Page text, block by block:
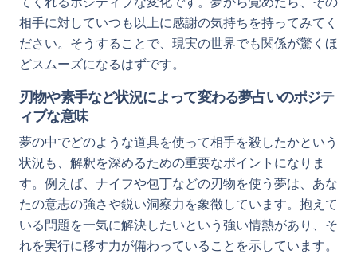
相手に対していつも以上に感謝の気持ちを持ってみてく
ださい。そうすることで、現実の世界でも関係が驚くほ
どスムーズになるはずです。
刃物や素手など状況によって変わる夢占いのポジテ
ィブな意味
夢の中でどのような道具を使って相手を殺したかという
状況も、解釈を深めるための重要なポイントになりま
す。例えば、ナイフや包丁などの刃物を使う夢は、あな
たの意志の強さや鋭い洞察力を象徴しています。抱えて
いる問題を一気に解決したいという強い情熱があり、そ
れを実行に移す力が備わっていることを示しています。